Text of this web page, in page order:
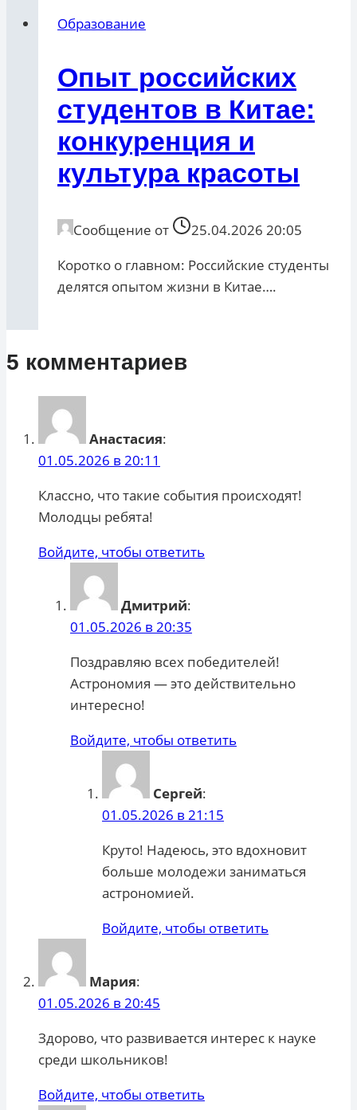
Образование
Опыт российских
студентов в Китае:
конкуренция и
культура красоты
Сообщение от
25.04.2026 20:05
Коротко о главном: Российские студенты
делятся опытом жизни в Китае….
5 комментариев
Анастасия:
01.05.2026 в 20:11
Классно, что такие события происходят!
Молодцы ребята!
Войдите, чтобы ответить
Дмитрий:
01.05.2026 в 20:35
Поздравляю всех победителей!
Астрономия — это действительно
интересно!
Войдите, чтобы ответить
Сергей:
01.05.2026 в 21:15
Круто! Надеюсь, это вдохновит
больше молодежи заниматься
астрономией.
Войдите, чтобы ответить
Мария:
01.05.2026 в 20:45
Здорово, что развивается интерес к науке
среди школьников!
Войдите, чтобы ответить